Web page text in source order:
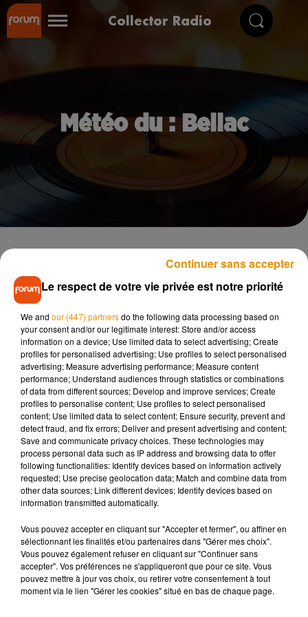
Collector Radio
Météo du : Bellac
°
°
°
°
°
La météo des autres villesAngersAngoulêmeBlois
Chauvigny CholetChâteau RenaultChâteauroux
Le respect de votre vie privée est notre priorité
We and our (447) partnersdo the following data processing based on
your consent and/or our legitimate interest: Store and/or access
information on a device; Use limited data to select advertising; Create
profiles for personalised advertising; Use profiles to select personalised
advertising; Measure advertising performance; Measure content
performance; Understand audiences through statistics or combinations
of data from different sources; Develop and improve services; Create
profiles to personalise content; Use profiles to select personalised
content; Use limited data to select content; Ensure security, prevent and
detect fraud, and fix errors; Deliver and present advertising and content;
Save and communicate privacy choices. These technologies may
process personal data such as IP address and browsing data to offer
following functionalities: Identify devices based on information actively
requested; Use precise geolocation data; Match and combine data from
other data sources; Link different devices; Identify devices based on
information transmitted automatically.
Vous pouvez accepter en cliquant sur "Accepter et fermer", ou affiner en
sélectionnant les finalités et/ou partenaires dans "Gérer mes choix".
Vous pouvez également refuser en cliquant sur "Continuer sans
accepter". Vos préférences ne s'appliqueront que pour ce site. Vous
pouvez mettre à jour vos choix, ou retirer votre consentement à tout
moment via le lien "Gérer les cookies" situé en bas de chaque page.
Continuer sans accepter